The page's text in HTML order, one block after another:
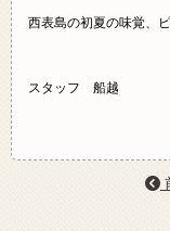
西表島の初夏の味覚、
スタッフ 船越